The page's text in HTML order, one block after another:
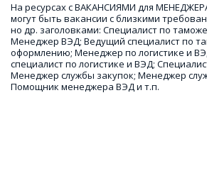
На ресурсах с ВАКАНСИЯМИ для
могут быть вакансии с близкими
но др. заголовками: Специалист по
Менеджер ВЭД; Ведущий специалист по
оформлению; Менеджер по логистике и
специалист по логистике и ВЭД;
Менеджер службы закупок; Менеджер
Помощник менеджера ВЭД и т.п.